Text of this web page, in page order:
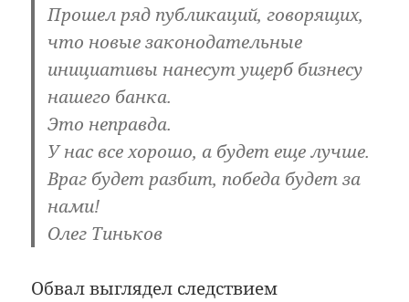
Прошел ряд публикаций, говорящих,
что новые законодательные
инициативы нанесут ущерб бизнесу
нашего банка.
Это неправда.
У нас все хорошо, а будет еще лучше.
Враг будет разбит, победа будет за
нами!
Олег Тиньков
Обвал выглядел следствием